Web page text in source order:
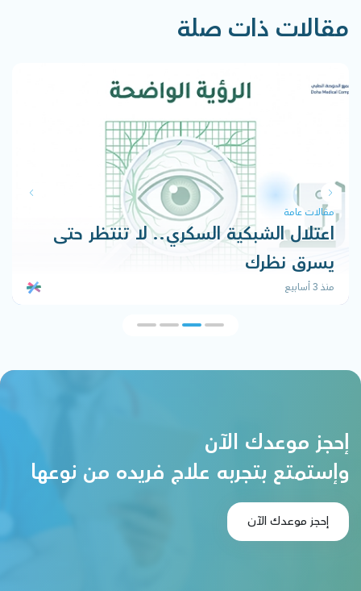
مقالات ذات صلة
مقالات عامة
اعتلال الشبكية السكري.. لا تنتظر حتى
يسرق نظرك
منذ 3 أسابيع
إحجز موعدك الآن
وإستمتع بتجربه علاج فريده من نوعها
إحجز موعدك الآن